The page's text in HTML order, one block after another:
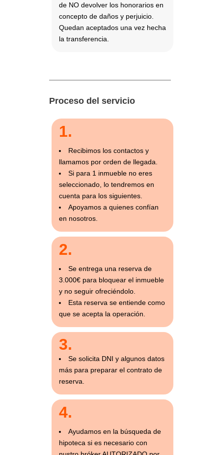
de NO devolver los honorarios en
concepto de daños y perjuicio.
Quedan aceptados una vez hecha
la transferencia.
Proceso del servicio
1.
Recibimos los contactos y
llamamos por orden de llegada.
Si para 1 inmueble no eres
seleccionado, lo tendremos en
cuenta para los siguientes.
Apoyamos a quienes confían
en nosotros.
2.
Se entrega una reserva de
3.000€ para bloquear el inmueble
y no seguir ofreciéndolo.
Esta reserva se entiende como
que se acepta la operación.
3.
Se solicita DNI y algunos datos
más para preparar el contrato de
reserva.
4.
Ayudamos en la búsqueda de
hipoteca si es necesario con